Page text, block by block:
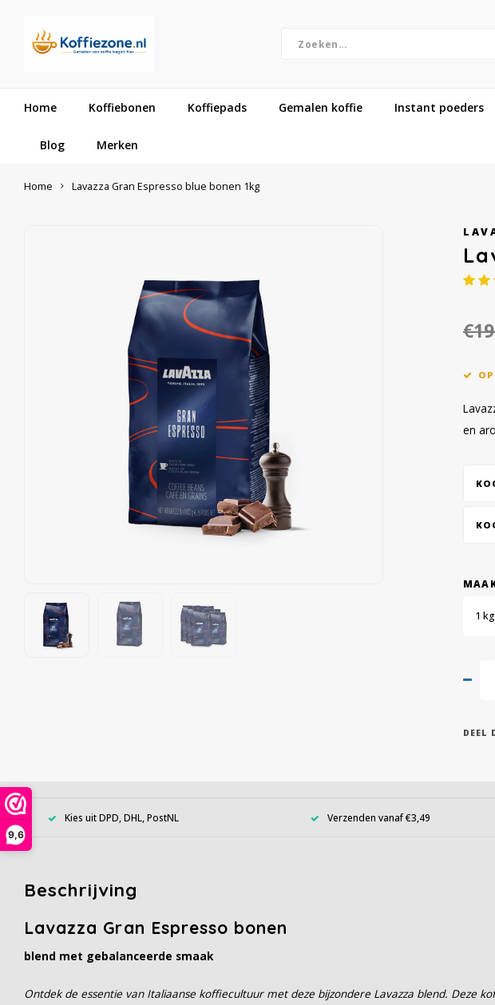
9,6
Home Koffiebonen Koffiepads Gemalen koffie Instant poeders
Blog Merken
Home Lavazza Gran Espresso blue bonen 1kg
en
1
DEEL
Kies uit DPD, DHL, PostNL Verzenden vanaf €3,49
Beschrijving
Lavazza Gran Espresso bonen
blend met gebalanceerde smaak
Ontdek de essentie van Italiaanse koffiecultuur met deze bijzondere Lavazza blend. Deze